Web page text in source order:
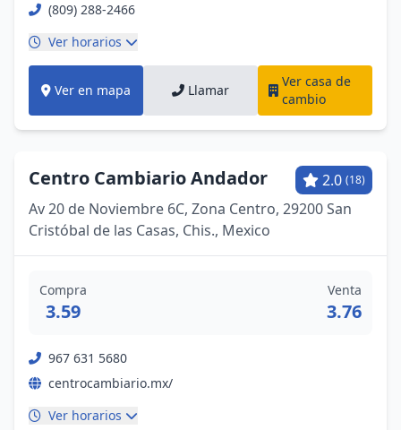
(809) 288-2466
Ver horarios
Ver en mapa Llamar
Ver casa de
cambio
Centro Cambiario Andador 2.0 (18)
Av 20 de Noviembre 6C, Zona Centro, 29200 San
Cristóbal de las Casas, Chis., Mexico
Compra
3.59
Venta
3.76
967 631 5680
centrocambiario.mx/
Ver horarios